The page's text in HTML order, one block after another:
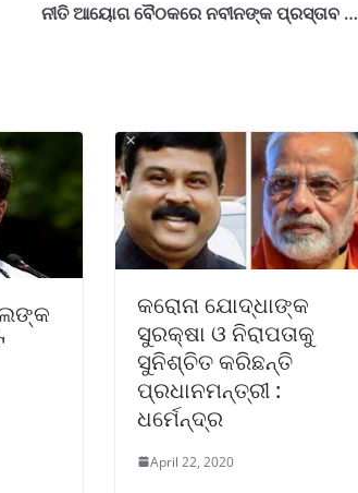
ନୀତି ଆୟୋଗ ବୈଠକରେ ନବୀନଙ୍କ ପ୍ରସ୍ତାବ …
କରୋନା ଯୋଦ୍ଧାଙ୍କ
ସୁରକ୍ଷା ଓ ନିରାପତାକୁ
ସୁନିଶ୍ଚିତ କରିଛନ୍ତି
ପ୍ରଧାନମନ୍ତ୍ରୀ :
ଧର୍ମେନ୍ଦ୍ର
April 22, 2020